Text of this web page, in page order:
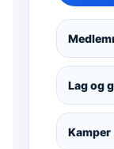
Lag og
Kamper